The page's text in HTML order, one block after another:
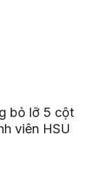
bỏ lỡ 5 cột
viên HSU